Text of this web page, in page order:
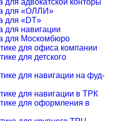
для адвокатской конторы
для «ОЛЛИ»
для «DT»
для навигации
для Москомбюро
для офиса компании
для детского
для навигации на фуд-
для навигации в ТРК
для оформления в